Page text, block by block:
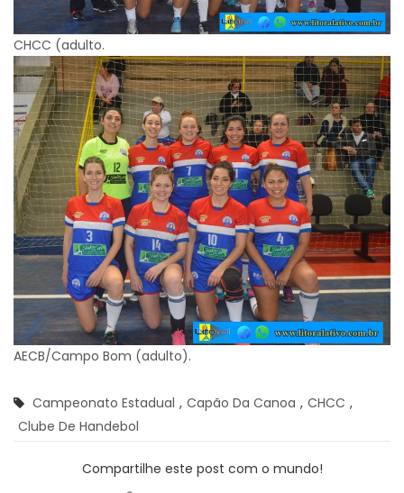
CHCC (adulto.
AECB/Campo Bom (adulto).
Campeonato Estadual , Capão Da Canoa , CHCC ,
Clube De Handebol
Compartilhe este post com o mundo!